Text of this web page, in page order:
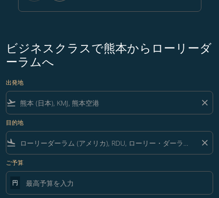
ビジネスクラスで熊本からローリーダ
ーラムへ
出発地
flight_takeoff close
目的地
flight_land close
ご予算
円